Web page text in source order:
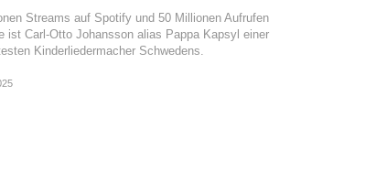
Streams auf Spotify und 50 Millionen Aufrufen
ist Carl-Otto Johansson alias Pappa Kapsyl einer
Kinderliedermacher Schwedens.